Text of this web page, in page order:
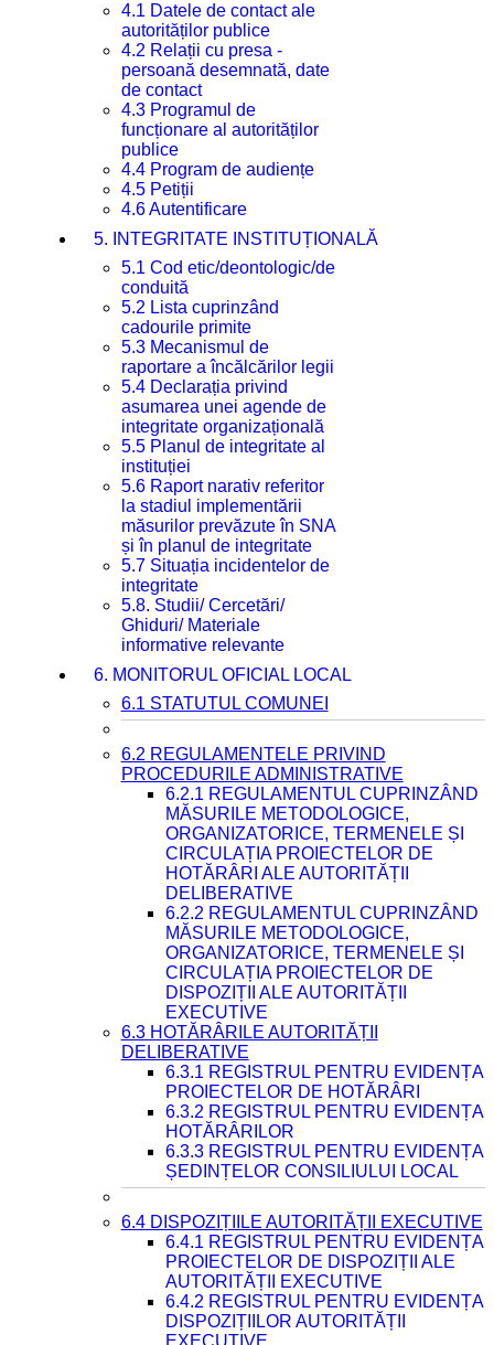
4.1 Datele de contact ale
autorităților publice
4.2 Relații cu presa -
persoană desemnată, date
de contact
4.3 Programul de
funcționare al autorităților
publice
4.4 Program de audiențe
4.5 Petiții
4.6 Autentificare
5. INTEGRITATE INSTITUȚIONALĂ
5.1 Cod etic/deontologic/de
conduită
5.2 Lista cuprinzând
cadourile primite
5.3 Mecanismul de
raportare a încălcărilor legii
5.4 Declarația privind
asumarea unei agende de
integritate organizațională
5.5 Planul de integritate al
instituției
5.6 Raport narativ referitor
la stadiul implementării
măsurilor prevăzute în SNA
și în planul de integritate
5.7 Situația incidentelor de
integritate
5.8. Studii/ Cercetări/
Ghiduri/ Materiale
informative relevante
6. MONITORUL OFICIAL LOCAL
6.1 STATUTUL COMUNEI
6.2 REGULAMENTELE PRIVIND
PROCEDURILE ADMINISTRATIVE
6.2.1 REGULAMENTUL CUPRINZÂND
MĂSURILE METODOLOGICE,
ORGANIZATORICE, TERMENELE ȘI
CIRCULAȚIA PROIECTELOR DE
HOTĂRÂRI ALE AUTORITĂȚII
DELIBERATIVE
6.2.2 REGULAMENTUL CUPRINZÂND
MĂSURILE METODOLOGICE,
ORGANIZATORICE, TERMENELE ȘI
CIRCULAȚIA PROIECTELOR DE
DISPOZIȚII ALE AUTORITĂȚII
EXECUTIVE
6.3 HOTĂRÂRILE AUTORITĂȚII
DELIBERATIVE
6.3.1 REGISTRUL PENTRU EVIDENȚA
PROIECTELOR DE HOTĂRÂRI
6.3.2 REGISTRUL PENTRU EVIDENȚA
HOTĂRÂRILOR
6.3.3 REGISTRUL PENTRU EVIDENȚA
ȘEDINȚELOR CONSILIULUI LOCAL
6.4 DISPOZIȚIILE AUTORITĂȚII EXECUTIVE
6.4.1 REGISTRUL PENTRU EVIDENȚA
PROIECTELOR DE DISPOZIȚII ALE
AUTORITĂȚII EXECUTIVE
6.4.2 REGISTRUL PENTRU EVIDENȚA
DISPOZIȚIILOR AUTORITĂȚII
EXECUTIVE